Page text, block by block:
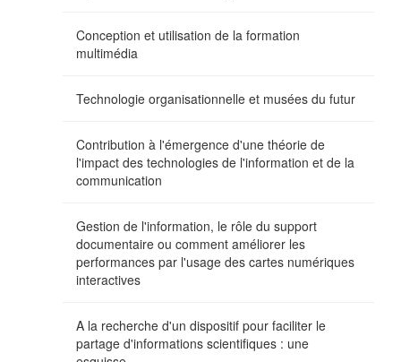
Conception et utilisation de la formation
multimédia
Technologie organisationnelle et musées du futur
Contribution à l'émergence d'une théorie de
l'impact des technologies de l'information et de la
communication
Gestion de l'information, le rôle du support
documentaire ou comment améliorer les
performances par l'usage des cartes numériques
interactives
A la recherche d'un dispositif pour faciliter le
partage d'informations scientifiques : une